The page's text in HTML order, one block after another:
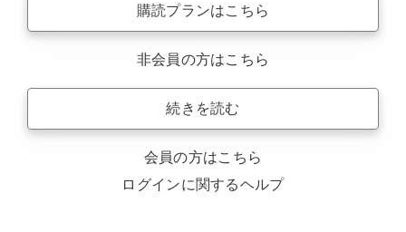
購読プランはこちら
非会員の方はこちら
続きを読む
会員の方はこちら
ログインに関するヘルプ